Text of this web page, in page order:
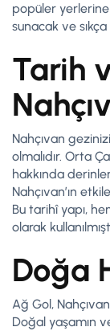
popüler
sunacak ve
Tarih
Nahçıvan
olmalıdır. Orta
hakkında
Nahçıvan’ın
Bu tarihî yapı,
olarak
Doğa
Ağ Gol,
Doğal yaşamın